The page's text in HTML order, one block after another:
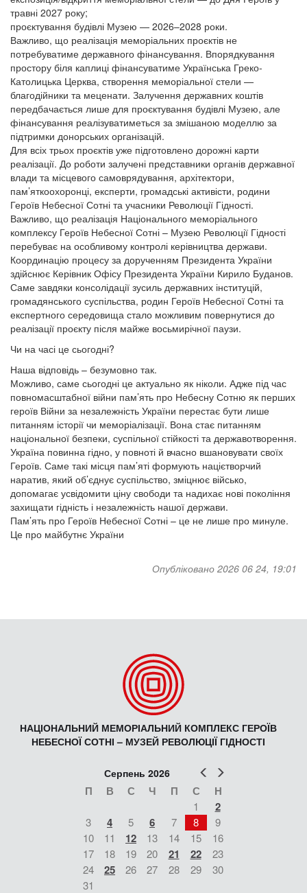
травні 2027 року;
проєктування будівлі Музею — 2026–2028 роки.
Важливо, що реалізація меморіальних проєктів не
потребуватиме державного фінансування. Впорядкування
простору біля каплиці фінансуватиме Українська Греко-
Католицька Церква, створення меморіальної стели —
благодійники та меценати. Залучення державних коштів
передбачається лише для проєктування будівлі Музею, але
фінансування реалізуватиметься за змішаною моделлю за
підтримки донорських організацій.
Для всіх трьох проєктів уже підготовлено дорожні карти
реалізації. До роботи залучені представники органів державної
влади та місцевого самоврядування, архітектори,
пам’яткоохоронці, експерти, громадські активісти, родини
Героїв Небесної Сотні та учасники Революції Гідності.
Важливо, що реалізація Національного меморіального
комплексу Героїв Небесної Сотні – Музею Революції Гідності
перебуває на особливому контролі керівництва держави.
Координацію процесу за дорученням Президента України
здійснює Керівник Офісу Президента України Кирило Буданов.
Саме завдяки консолідації зусиль державних інституцій,
громадянського суспільства, родин Героїв Небесної Сотні та
експертного середовища стало можливим повернутися до
реалізації проєкту після майже восьмирічної паузи.
Чи на часі це сьогодні?
Наша відповідь – безумовно так.
Можливо, саме сьогодні це актуально як ніколи. Адже під час
повномасштабної війни пам’ять про Небесну Сотню як перших
героїв Війни за незалежність України перестає бути лише
питанням історії чи меморіалізації. Вона стає питанням
національної безпеки, суспільної стійкості та державотворення.
Україна повинна гідно, у повноті й вчасно вшановувати своїх
Героїв. Саме такі місця пам’яті формують націєтворчий
наратив, який об’єднує суспільство, зміцнює військо,
допомагає усвідомити ціну свободи та надихає нові покоління
захищати гідність і незалежність нашої держави.
Пам’ять про Героїв Небесної Сотні – це не лише про минуле.
Це про майбутнє України
Опубліковано 2026 06 24, 19:01
НАЦІОНАЛЬНИЙ МЕМОРІАЛЬНИЙ КОМПЛЕКС ГЕРОЇВ
НЕБЕСНОЇ СОТНІ – МУЗЕЙ РЕВОЛЮЦІЇ ГІДНОСТІ
Попер
Серпень 2026
П В С Ч П С Н
1 2
3 4 5 6 7 8
9
10
11 12 13 14 15
16
17
18 19 20 21 22
23
24
25 26 27 28 29
30
31